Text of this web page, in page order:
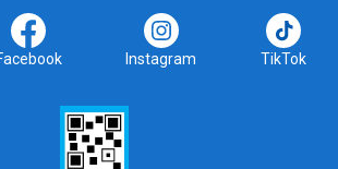
Instagram TikTok